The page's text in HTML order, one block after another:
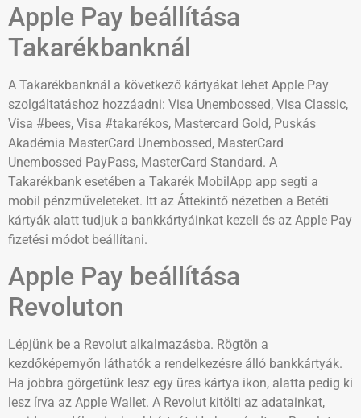
Apple Pay beállítása
Takarékbanknál
A Takarékbanknál a következő kártyákat lehet Apple Pay
szolgáltatáshoz hozzáadni: Visa Unembossed, Visa Classic,
Visa #bees, Visa #takarékos, Mastercard Gold, Puskás
Akadémia MasterCard Unembossed, MasterCard
Unembossed PayPass, MasterCard Standard. A
Takarékbank esetében a Takarék MobilApp app segti a
mobil pénzműveleteket. Itt az Áttekintő nézetben a Betéti
kártyák alatt tudjuk a bankkártyáinkat kezeli és az Apple Pay
fizetési módot beállítani.
Apple Pay beállítása
Revoluton
Lépjünk be a Revolut alkalmazásba. Rögtön a
kezdőképernyőn láthatók a rendelkezésre álló bankkártyák.
Ha jobbra görgetünk lesz egy üres kártya ikon, alatta pedig ki
lesz írva az Apple Wallet. A Revolut kitölti az adatainkat,